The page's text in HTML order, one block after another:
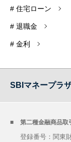
# 住宅ローン
# 退職金
# 金利
SBIマネープラ
第二種金融商品取
登録番号：関東